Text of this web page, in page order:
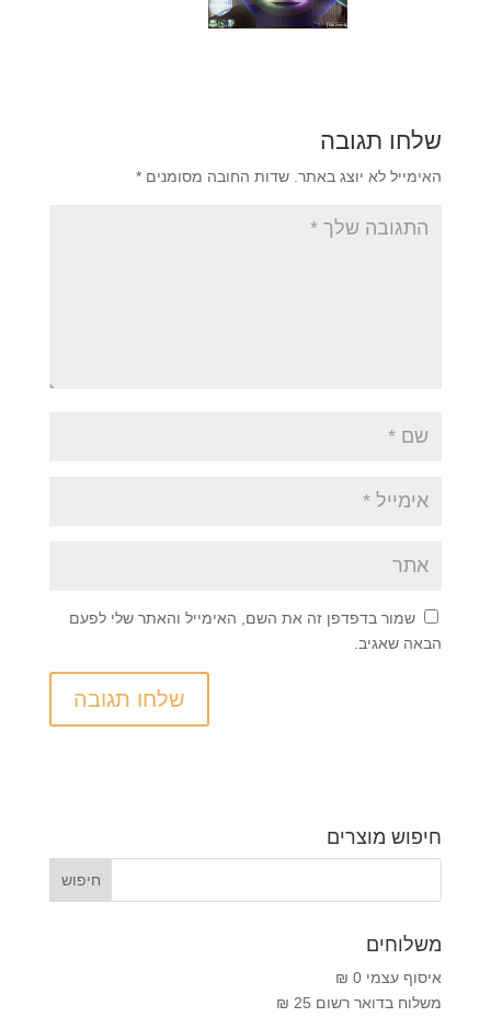
שלחו תגובה
האימייל לא יוצג באתר. שדות החובה מסומנים *
שמור בדפדפן זה את השם, האימייל והאתר שלי לפעם
הבאה שאגיב.
חיפוש מוצרים
משלוחים
איסוף עצמי 0 ₪
משלוח בדואר רשום 25 ₪